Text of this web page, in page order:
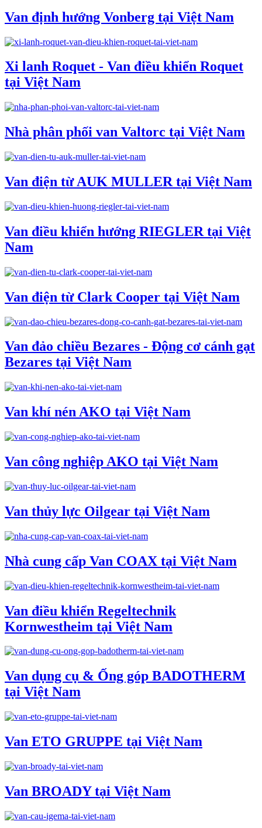
Van định hướng Vonberg tại Việt Nam
Xi lanh Roquet - Van điều khiển Roquet
tại Việt Nam
Nhà phân phối van Valtorc tại Việt Nam
Van điện từ AUK MULLER tại Việt Nam
Van điều khiển hướng RIEGLER tại Việt
Nam
Van điện từ Clark Cooper tại Việt Nam
Van đảo chiều Bezares - Động cơ cánh gạt
Bezares tại Việt Nam
Van khí nén AKO tại Việt Nam
Van công nghiệp AKO tại Việt Nam
Van thủy lực Oilgear tại Việt Nam
Nhà cung cấp Van COAX tại Việt Nam
Van điều khiển Regeltechnik
Kornwestheim tại Việt Nam
Van dụng cụ & Ống góp BADOTHERM
tại Việt Nam
Van ETO GRUPPE tại Việt Nam
Van BROADY tại Việt Nam